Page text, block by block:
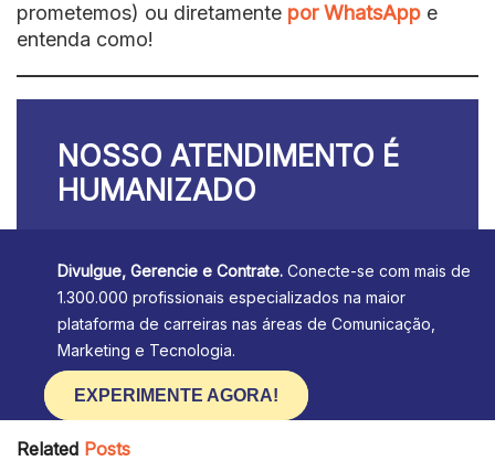
prometemos) ou diretamente por WhatsApp e
entenda como!
NOSSO ATENDIMENTO É
HUMANIZADO
Divulgue, Gerencie e Contrate. Conecte-se com mais de
1.300.000 profissionais especializados na maior
plataforma de carreiras nas áreas de Comunicação,
Marketing e Tecnologia.
EXPERIMENTE AGORA!
Related Posts